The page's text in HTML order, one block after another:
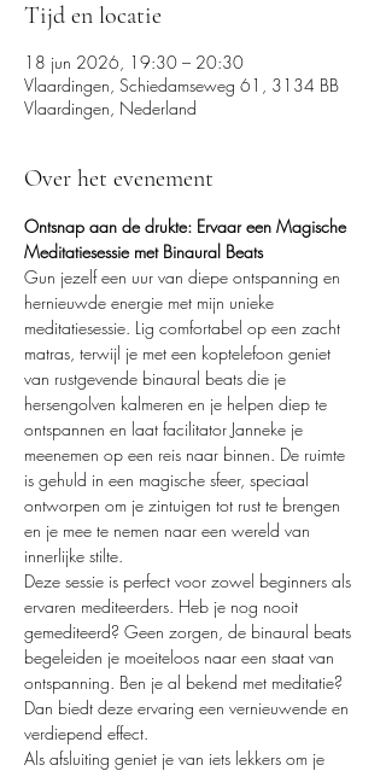
Tijd en locatie
18 jun 2026, 19:30 – 20:30
Vlaardingen, Schiedamseweg 61, 3134 BB
Vlaardingen, Nederland
Over het evenement
Ontsnap aan de drukte: Ervaar een Magische
Meditatiesessie met Binaural Beats
Gun jezelf een uur van diepe ontspanning en
hernieuwde energie met mijn unieke
meditatiesessie. Lig comfortabel op een zacht
matras, terwijl je met een koptelefoon geniet
van rustgevende binaural beats die je
hersengolven kalmeren en je helpen diep te
ontspannen en laat facilitator Janneke je
meenemen op een reis naar binnen. De ruimte
is gehuld in een magische sfeer, speciaal
ontworpen om je zintuigen tot rust te brengen
en je mee te nemen naar een wereld van
innerlijke stilte.
Deze sessie is perfect voor zowel beginners als
ervaren mediteerders. Heb je nog nooit
gemediteerd? Geen zorgen, de binaural beats
begeleiden je moeiteloos naar een staat van
ontspanning. Ben je al bekend met meditatie?
Dan biedt deze ervaring een vernieuwende en
verdiepend effect.
Als afsluiting geniet je van iets lekkers om je